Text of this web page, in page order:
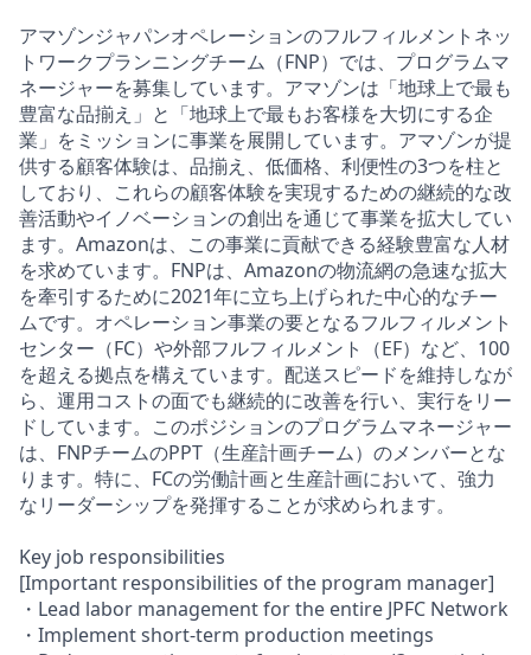
アマゾンジャパンオペレーションのフルフィルメントネッ
トワークプランニングチーム（FNP）では、プログラムマ
ネージャーを募集しています。アマゾンは「地球上で最も
豊富な品揃え」と「地球上で最もお客様を大切にする企
業」をミッションに事業を展開しています。アマゾンが提
供する顧客体験は、品揃え、低価格、利便性の3つを柱と
しており、これらの顧客体験を実現するための継続的な改
善活動やイノベーションの創出を通じて事業を拡大してい
ます。Amazonは、この事業に貢献できる経験豊富な人材
を求めています。FNPは、Amazonの物流網の急速な拡大
を牽引するために2021年に立ち上げられた中心的なチー
ムです。オペレーション事業の要となるフルフィルメント
センター（FC）や外部フルフィルメント（EF）など、100
を超える拠点を構えています。配送スピードを維持しなが
ら、運用コストの面でも継続的に改善を行い、実行をリー
ドしています。このポジションのプログラムマネージャー
は、FNPチームのPPT（生産計画チーム）のメンバーとな
ります。特に、FCの労働計画と生産計画において、強力
なリーダーシップを発揮することが求められます。
Key job responsibilities
[Important responsibilities of the program manager]
・Lead labor management for the entire JPFC Network
・Implement short-term production meetings